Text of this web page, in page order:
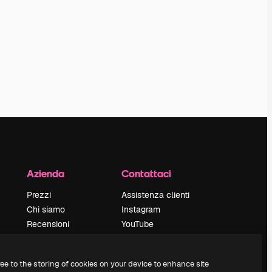
Azienda
Prezzi
Chi siamo
Recensioni
Blog
Contattaci
Assistenza clienti
Instagram
YouTube
Discord
to the storing of cookies on your device to enhance site